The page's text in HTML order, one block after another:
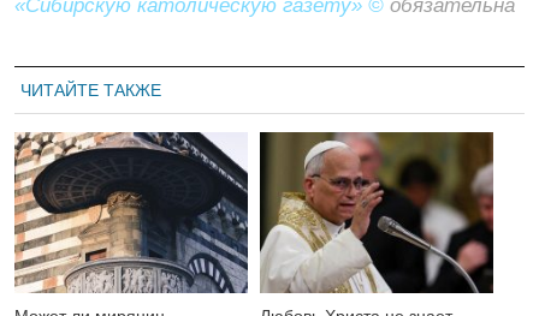
«Сибирскую католическую газету» © обязательна
ЧИТАЙТЕ ТАКЖЕ